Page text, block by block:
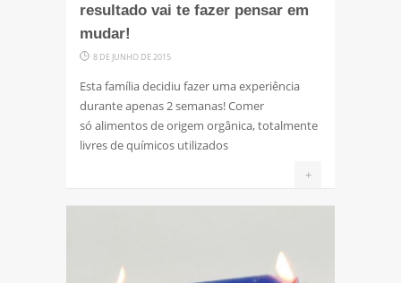
resultado vai te fazer pensar em
mudar!
8 DE JUNHO DE 2015
Esta família decidiu fazer uma experiência
durante apenas 2 semanas! Comer
só alimentos de origem orgânica, totalmente
livres de químicos utilizados
+